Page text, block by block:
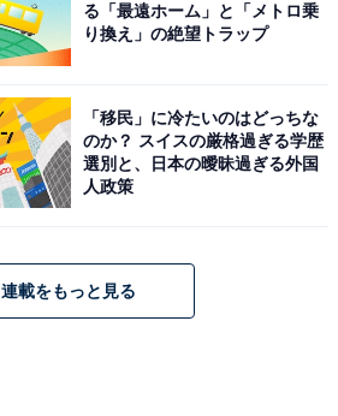
る「最遠ホーム」と「メトロ乗
り換え」の絶望トラップ
「移民」に冷たいのはどっちな
のか？ スイスの厳格過ぎる学歴
選別と、日本の曖昧過ぎる外国
人政策
連載をもっと見る